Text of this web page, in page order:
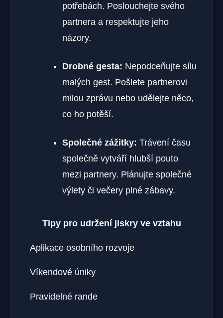
potřebách. Poslouchejte svého
partnera a respektujte jeho
názory.
Drobné gesta: Nepodceňujte sílu
malých gest. Pošlete partnerovi
milou zprávu nebo udělejte něco,
co ho potěší.
Společné zážitky: Trávení času
společně vytváří hlubší pouto
mezi partnery. Plánujte společné
výlety či večery plné zábavy.
Tipy pro udržení jiskry ve vztahu
Aplikace osobního rozvoje
Víkendové úniky
Pravidelné rande